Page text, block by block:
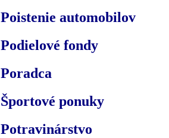
Poistenie automobilov
Podielové fondy
Poradca
Športové ponuky
Potravinárstvo